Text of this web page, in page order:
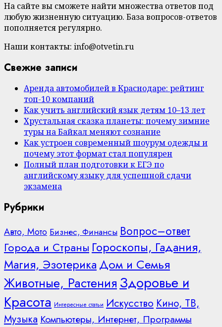
На сайте вы сможете найти множества ответов под
любую жизненную ситуацию. База вопросов-ответов
пополняется регулярно.
Наши контакты: info@otvetin.ru
Свежие записи
Аренда автомобилей в Краснодаре: рейтинг
топ-10 компаний
Как учить английский язык детям 10–13 лет
Хрустальная сказка планеты: почему зимние
туры на Байкал меняют сознание
Как устроен современный шоурум одежды и
почему этот формат стал популярен
Полный план подготовки к ЕГЭ по
английскому языку для успешной сдачи
экзамена
Рубрики
Авто, Мото Бизнес, Финансы Вопрос–ответ
Города и Страны Гороскопы, Гадания,
Магия, Эзотерика Дом и Семья
Животные, Растения Здоровье и
Красота Интересные статьи Искусство Кино, ТВ,
Музыка Компьютеры, Интернет, Программы